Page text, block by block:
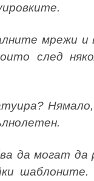
мрежи и
след
да могат да
шаблоните.